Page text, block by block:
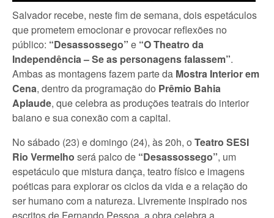
Salvador recebe, neste fim de semana, dois espetáculos
que prometem emocionar e provocar reflexões no
público: “Desassossego” e “O Theatro da
Independência – Se as personagens falassem”.
Ambas as montagens fazem parte da Mostra Interior em
Cena, dentro da programação do Prêmio Bahia
Aplaude, que celebra as produções teatrais do interior
baiano e sua conexão com a capital.
No sábado (23) e domingo (24), às 20h, o Teatro SESI
Rio Vermelho será palco de “Desassossego”, um
espetáculo que mistura dança, teatro físico e imagens
poéticas para explorar os ciclos da vida e a relação do
ser humano com a natureza. Livremente inspirado nos